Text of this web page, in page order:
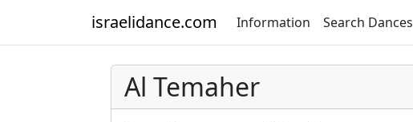
israelidance.com Information Search Dances
Al Temaher